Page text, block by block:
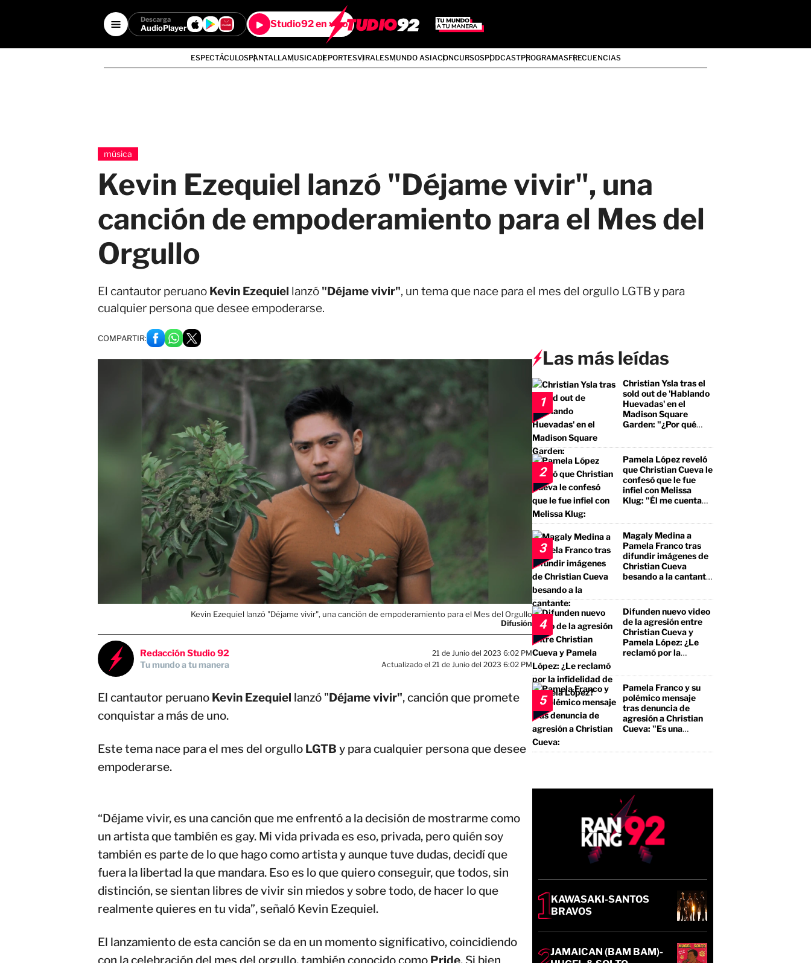
Descarga
AudioPlayer Studio92 en vivo
ESPECTÁCULOSPANTALLAMUSICADEPORTESVIRALESMUNDO ASIACONCURSOSPODCASTPROGRAMASFRECUENCIAS
música
Kevin Ezequiel lanzó "Déjame vivir", una
canción de empoderamiento para el Mes del
Orgullo
El cantautor peruano Kevin Ezequiel lanzó "Déjame vivir", un tema que nace para el mes del orgullo LGTB y para
cualquier persona que desee empoderarse.
COMPARTIR:
Kevin Ezequiel lanzó "Déjame vivir", una canción de empoderamiento para el Mes del Orgullo
Difusión
Redacción Studio 92
Tu mundo a tu manera
21 de Junio del 2023 6:02 PM
Actualizado el 21 de Junio del 2023 6:02 PM
El cantautor peruano Kevin Ezequiel lanzó "Déjame vivir", canción que promete
conquistar a más de uno.
Este tema nace para el mes del orgullo LGTB y para cualquier persona que desee
empoderarse.
“Déjame vivir, es una canción que me enfrentó a la decisión de mostrarme como
un artista que también es gay. Mi vida privada es eso, privada, pero quién soy
también es parte de lo que hago como artista y aunque tuve dudas, decidí que
fuera la libertad la que mandara. Eso es lo que quiero conseguir, que todos, sin
distinción, se sientan libres de vivir sin miedos y sobre todo, de hacer lo que
realmente quieres en tu vida”, señaló Kevin Ezequiel.
El lanzamiento de esta canción se da en un momento significativo, coincidiendo
Las más leídas
1
Christian Ysla tras el
sold out de 'Hablando
Huevadas' en el
Madison Square
Garden: "¿Por qué
2
Pamela López reveló
que Christian Cueva le
confesó que le fue
infiel con Melissa
Klug: "Él me cuenta
3
Magaly Medina a
Pamela Franco tras
difundir imágenes de
Christian Cueva
besando a la cantante:
a un borracho, a un
pegalón"
4
Difunden nuevo video
de la agresión entre
Christian Cueva y
Pamela López: ¿Le
reclamó por la
5
Pamela Franco y su
polémico mensaje
tras denuncia de
agresión a Christian
Cueva: "Es una
KAWASAKI-SANTOS
BRAVOS
JAMAICAN (BAM BAM)-